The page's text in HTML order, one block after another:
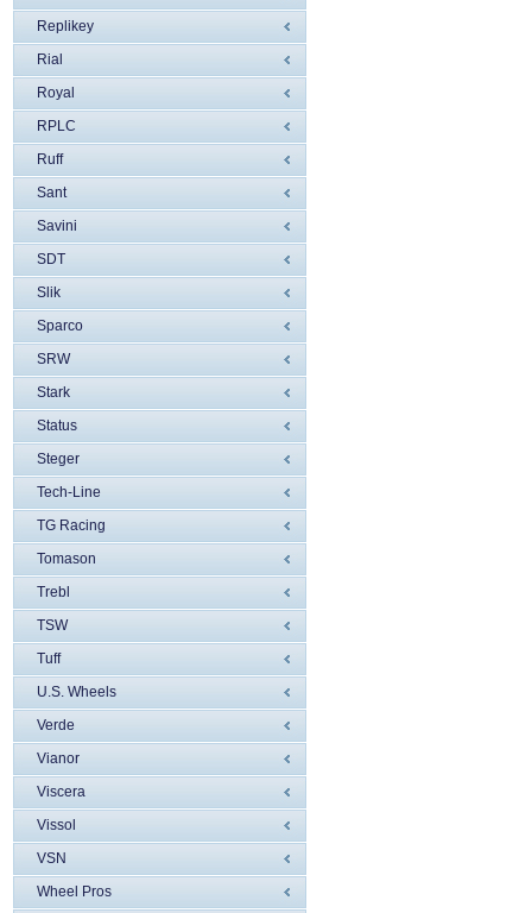
Replikey
Rial
Royal
RPLC
Ruff
Sant
Savini
SDT
Slik
Sparco
SRW
Stark
Status
Steger
Tech-Line
TG Racing
Tomason
Trebl
TSW
Tuff
U.S. Wheels
Verde
Vianor
Viscera
Vissol
VSN
Wheel Pros